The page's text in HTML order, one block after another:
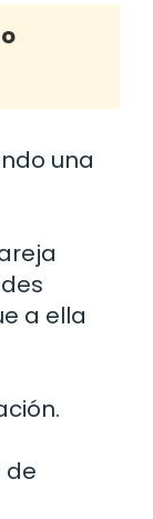
una
a ella
de